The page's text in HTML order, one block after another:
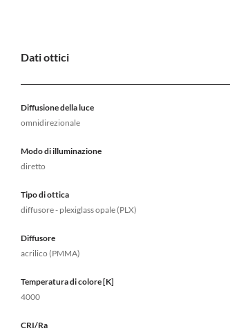
Dati ottici
Diffusione della luce
omnidirezionale
Modo di illuminazione
diretto
Tipo di ottica
diffusore - plexiglass opale (PLX)
Diffusore
acrilico (PMMA)
Temperatura di colore [K]
4000
CRI/Ra